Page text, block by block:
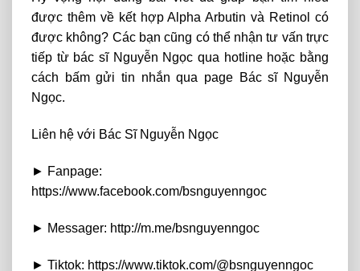
được thêm về kết hợp Alpha Arbutin và Retinol có
được không? Các bạn cũng có thể nhận tư vấn trực
tiếp từ bác sĩ Nguyễn Ngọc qua hotline hoặc bằng
cách bấm gửi tin nhắn qua page Bác sĩ Nguyễn
Ngọc.
Liên hệ với Bác Sĩ Nguyễn Ngọc
► Fanpage:
https://www.facebook.com/bsnguyenngoc
► Messager: http://m.me/bsnguyenngoc
► Tiktok: https://www.tiktok.com/@bsnguyenngoc